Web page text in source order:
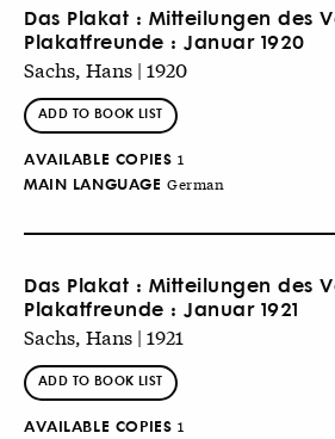
Das Plakat : Mitteilungen des
Plakatfreunde : Januar 1920
Sachs, Hans | 1920
ADD TO BOOK LIST
AVAILABLE COPIES 1
MAIN LANGUAGE German
Das Plakat : Mitteilungen des
Plakatfreunde : Januar 1921
Sachs, Hans | 1921
ADD TO BOOK LIST
AVAILABLE COPIES 1